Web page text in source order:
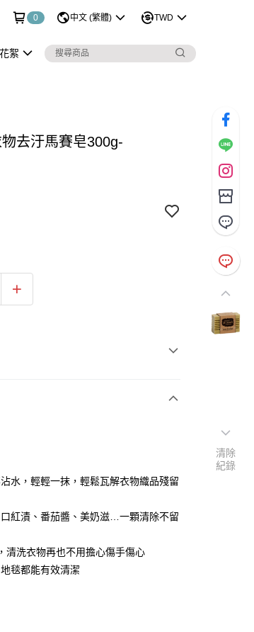
0 中文 (繁體) TWD
絮
去汙馬賽皂300g-
含以上)免運費
水，輕輕一抹，輕鬆瓦解衣物織品殘留
紅漬、番茄醬、美奶滋…一顆清除不留
清洗衣物再也不用擔心傷手傷心
毯都能有效清潔
清除
紀錄